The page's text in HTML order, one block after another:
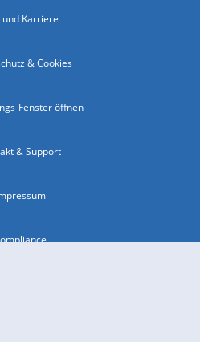
und Karriere
& Cookies
Fenster öffnen
& Support